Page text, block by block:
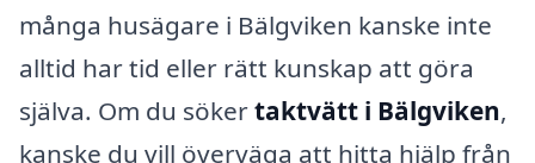
många husägare i Bälgviken kanske inte
alltid har tid eller rätt kunskap att göra
själva. Om du sökertaktvätt i Bälgviken,
kanske du vill överväga att hitta hjälp från